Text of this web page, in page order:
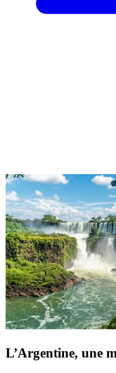
L’Argentine, une